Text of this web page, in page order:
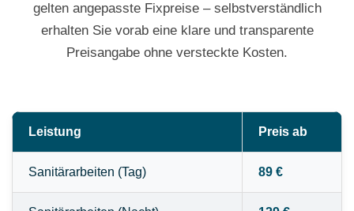
gelten angepasste Fixpreise – selbstverständlich
erhalten Sie vorab eine klare und transparente
Preisangabe ohne versteckte Kosten.
Leistung Preis ab
Sanitärarbeiten (Tag) 89 €